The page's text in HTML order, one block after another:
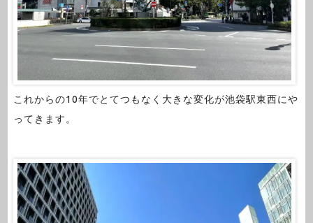
これからの10年でとてつもなく大きな変化が池袋駅東西にや
ってきます。